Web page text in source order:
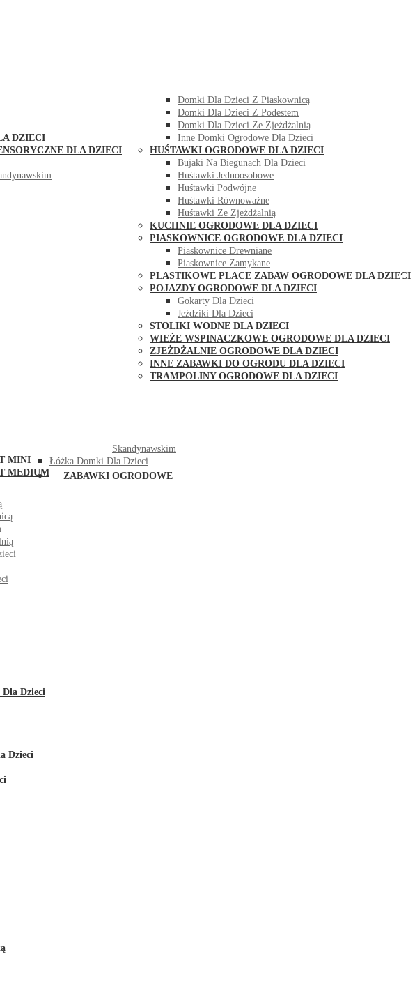
DZIECI
DLA DZIECI
Domki Dla Dzieci Z Piaskownicą
Domki Dla Dzieci Z Podestem
Domki Dla Dzieci Ze Zjeżdżalnią
Inne Domki Ogrodowe Dla Dzieci
HUŚTAWKI OGRODOWE DLA DZIECI
Bujaki Na Biegunach Dla Dzieci
Huśtawki Jednoosobowe
Huśtawki Podwójne
Huśtawki Równoważne
Huśtawki Ze Zjeżdżalnią
KUCHNIE OGRODOWE DLA DZIECI
PIASKOWNICE OGRODOWE DLA DZIECI
Piaskownice Drewniane
Piaskownice Zamykane
PLASTIKOWE PLACE ZABAW OGRODOWE DLA DZIECI
POJAZDY OGRODOWE DLA DZIECI
Gokarty Dla Dzieci
Jeździki Dla Dzieci
STOLIKI WODNE DLA DZIECI
WIEŻE WSPINACZKOWE OGRODOWE DLA DZIECI
ZJEŻDŻALNIE OGRODOWE DLA DZIECI
INNE ZABAWKI DO OGRODU DLA DZIECI
TRAMPOLINY OGRODOWE DLA DZIECI
MINI
MEDIUM
Skandynawskim
Łóżka Domki Dla Dzieci
ZABAWKI OGRODOWE
Dla Dzieci
Dzieci